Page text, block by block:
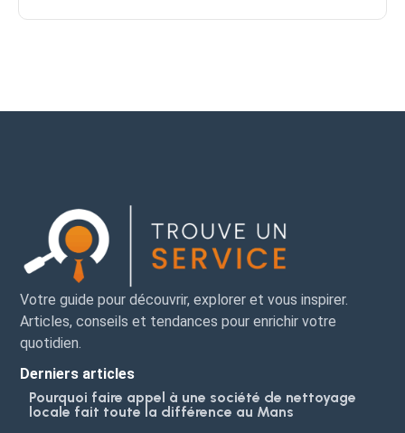
Votre guide pour découvrir, explorer et vous inspirer.
Articles, conseils et tendances pour enrichir votre
quotidien.
Derniers articles
Pourquoi faire appel à une société de nettoyage
locale fait toute la différence au Mans